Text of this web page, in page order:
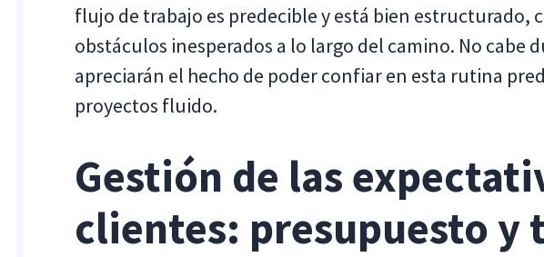
flujo de trabajo es predecible y está bien estructurado,
obstáculos inesperados a lo largo del camino. No cabe
apreciarán el hecho de poder confiar en esta rutina
proyectos fluido.
Gestión de las
clientes: presupuesto y